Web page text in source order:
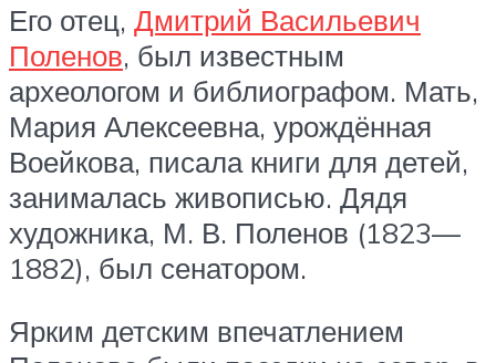
Его отец, Дмитрий Васильевич
Поленов, был известным
археологом и библиографом. Мать,
Мария Алексеевна, урождённая
Воейкова, писала книги для детей,
занималась живописью. Дядя
художника, М. В. Поленов (1823—
1882), был сенатором.
Ярким детским впечатлением